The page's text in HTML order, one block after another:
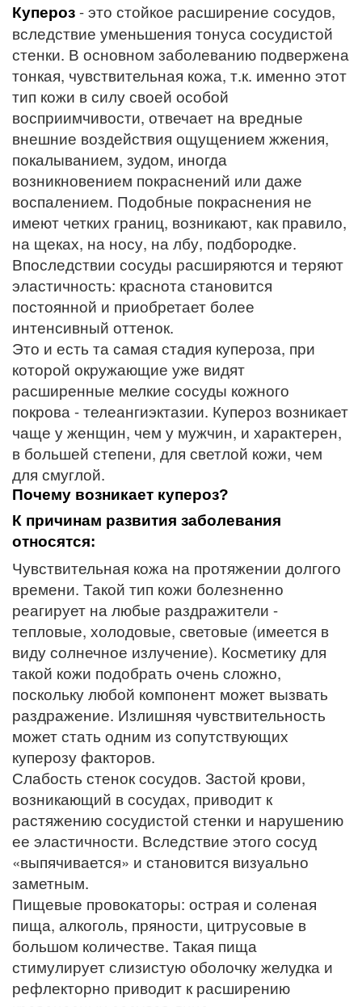
Купероз- это стойкое расширение сосудов,
вследствие уменьшения тонуса сосудистой
стенки. В основном заболеванию подвержена
тонкая, чувствительная кожа, т.к. именно этот
тип кожи в силу своей особой
восприимчивости, отвечает на вредные
внешние воздействия ощущением жжения,
покалыванием, зудом, иногда
возникновением покраснений или даже
воспалением. Подобные покраснения не
имеют четких границ, возникают, как правило,
на щеках, на носу, на лбу, подбородке.
Впоследствии сосуды расширяются и теряют
эластичность: краснота становится
постоянной и приобретает более
интенсивный оттенок.
Это и есть та самая стадия купероза, при
которой окружающие уже видят
расширенные мелкие сосуды кожного
покрова - телеангиэктазии. Купероз возникает
чаще у женщин, чем у мужчин, и характерен,
в большей степени, для светлой кожи, чем
для смуглой.
Почему возникает купероз?
К причинам развития заболевания
относятся:
Чувствительная кожа на протяжении долгого
времени. Такой тип кожи болезненно
реагирует на любые раздражители -
тепловые, холодовые, световые (имеется в
виду солнечное излучение). Косметику для
такой кожи подобрать очень сложно,
поскольку любой компонент может вызвать
раздражение. Излишняя чувствительность
может стать одним из сопутствующих
куперозу факторов.
Слабость стенок сосудов. Застой крови,
возникающий в сосудах, приводит к
растяжению сосудистой стенки и нарушению
ее эластичности. Вследствие этого сосуд
«выпячивается» и становится визуально
заметным.
Пищевые провокаторы: острая и соленая
пища, алкоголь, пряности, цитрусовые в
большом количестве. Такая пища
стимулирует слизистую оболочку желудка и
рефлекторно приводит к расширению